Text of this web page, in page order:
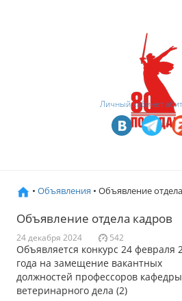
Личный кабинет
• Объявления • Объявление
Объявление отдела кадров
24 декабря 2024 542
Объявляется конкурс 24 февраля
года на замещение вакантных
должностей профессоров кафедры
ветеринарного дела (2)